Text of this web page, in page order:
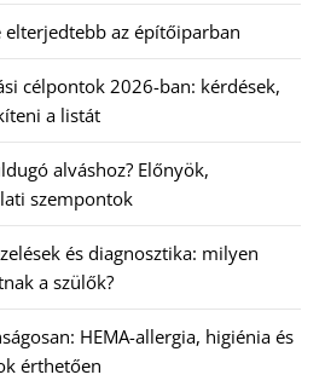
elterjedtebb az építőiparban
célpontok 2026-ban: kérdések,
a listát
alváshoz? Előnyök,
szempontok
és diagnosztika: milyen
a szülők?
HEMA-allergia, higiénia és
érthetően